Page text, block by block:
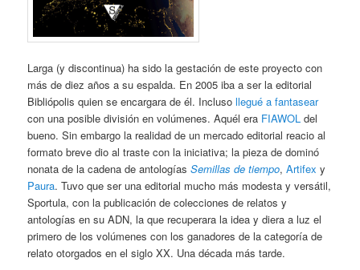
Larga (y discontinua) ha sido la gestación de este proyecto con
más de diez años a su espalda. En 2005 iba a ser la editorial
Bibliópolis quien se encargara de él. Inclusollegué a fantasear
con una posible división en volúmenes. Aquél era FIAWOL del
bueno. Sin embargo la realidad de un mercado editorial reacio al
formato breve dio al traste con la iniciativa; la pieza de dominó
nonata de la cadena de antologíasSemillas de tiempo,Artifex y
Paura. Tuvo que ser una editorial mucho más modesta y versátil,
Sportula, con la publicación de colecciones de relatos y
antologías en su ADN, la que recuperara la idea y diera a luz el
primero de los volúmenes con los ganadores de la categoría de
relato otorgados en el siglo XX. Una década más tarde.